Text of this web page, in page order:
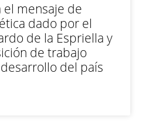
mensaje de
dado por el
de la Espriella y
de trabajo
del país